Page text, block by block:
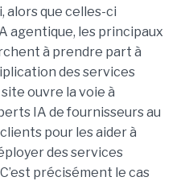
alors que celles-ci
agentique, les principaux
à prendre part à
des services
ouvre la voie à
IA de fournisseurs au
pour les aider à
des services
précisément le cas